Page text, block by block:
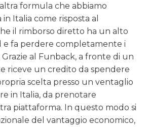
formula che abbiamo
in Italia come risposta al
il rimborso diretto ha un alto
e fa perdere completamente i
al Funback, a fronte di un
riceve un credito da spendere
scelta presso un ventaglio
in Italia, da prenotare
piattaforma. In questo modo si
del vantaggio economico,